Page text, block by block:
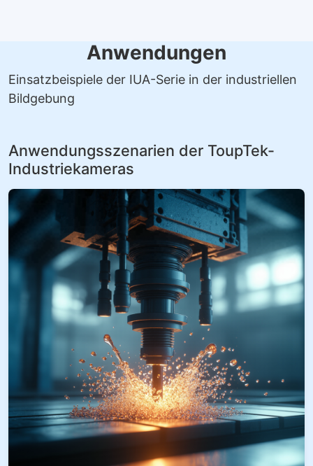
Anwendungen
Einsatzbeispiele der IUA-Serie in der industriellen
Bildgebung
Anwendungsszenarien der ToupTek-
Industriekameras